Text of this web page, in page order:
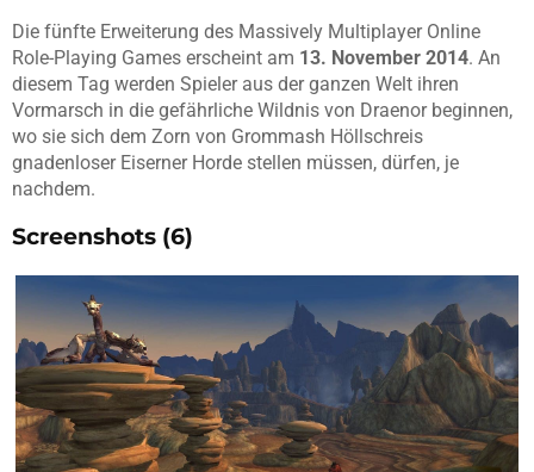
Die fünfte Erweiterung des Massively Multiplayer Online
Role-Playing Games erscheint am 13. November 2014. An
diesem Tag werden Spieler aus der ganzen Welt ihren
Vormarsch in die gefährliche Wildnis von Draenor beginnen,
wo sie sich dem Zorn von Grommash Höllschreis
gnadenloser Eiserner Horde stellen müssen, dürfen, je
nachdem.
Screenshots (6)